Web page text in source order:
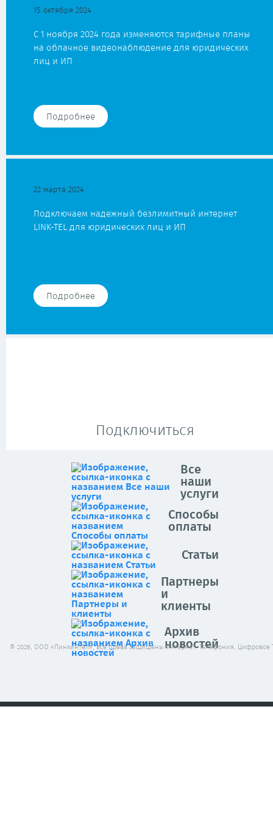
15 октября 2024
С 1 ноября 2024 года изменяются тарифные планы
на облачное видеонаблюдение для юридических
лиц и ИП
Подробнее
22 марта 2024
Подключаем надежный безлимитный интернет
LINK-TEL для юридических лиц и ИП
Подробнее
Подключиться
Все
наши
услуги
Способы
оплаты
Статьи
Партнеры
и
клиенты
Архив
новостей
© 2026, ООО «Линкинтел», все права защищены Интернет. Телефония. Цифровое